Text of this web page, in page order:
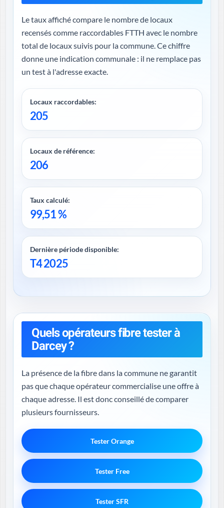
Le taux affiché compare le nombre de locaux
recensés comme raccordables FTTH avec le nombre
total de locaux suivis pour la commune. Ce chiffre
donne une indication communale : il ne remplace pas
un test à l'adresse exacte.
Locaux raccordables:
205
Locaux de référence:
206
Taux calculé:
99,51 %
Dernière période disponible:
T4 2025
Quels opérateurs fibre tester à
Darcey ?
La présence de la fibre dans la commune ne garantit
pas que chaque opérateur commercialise une offre à
chaque adresse. Il est donc conseillé de comparer
plusieurs fournisseurs.
Tester Orange
Tester Free
Tester SFR